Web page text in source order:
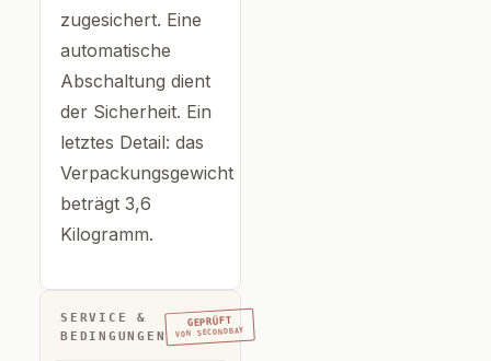
zugesichert. Eine
automatische
Abschaltung dient
der Sicherheit. Ein
letztes Detail: das
Verpackungsgewicht
beträgt 3,6
Kilogramm.
SERVICE &
BEDINGUNGEN
GEPRÜFT
VON SECONDBAY